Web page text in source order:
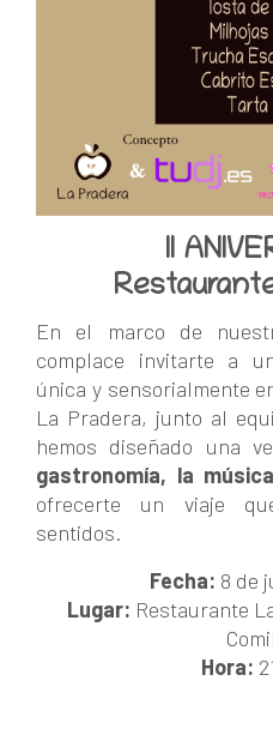
II
En el marco de
complace invitarte a
única y sensorialmente
La Pradera, junto al
hemos diseñado una
gastronomía, la
ofrecerte un viaje
sentidos.
Fecha: 8 de
Lugar: Restaurante
Hora: